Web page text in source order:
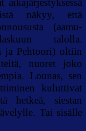
näkyy, että
(aamu-
talolla.
ja Pehtoori) oltiin
nuoret joko
Lounas, sen
kuluttivat
hetkeä, siestan
Tai sisälle